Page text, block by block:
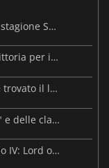
Diablo IV: un'analisi approfondita della stagione Season of Death Awakening
La patch 3.1 di Diablo 4 è una grande vittoria per i giocatori solitari
I giocatori di Diablo 4 hanno finalmente trovato il livello segreto della mucca
Diablo IV introduce la beta della "Torre" e delle classifiche
Una nuova era di conflitti inizia in Diablo IV: Lord of Hatred